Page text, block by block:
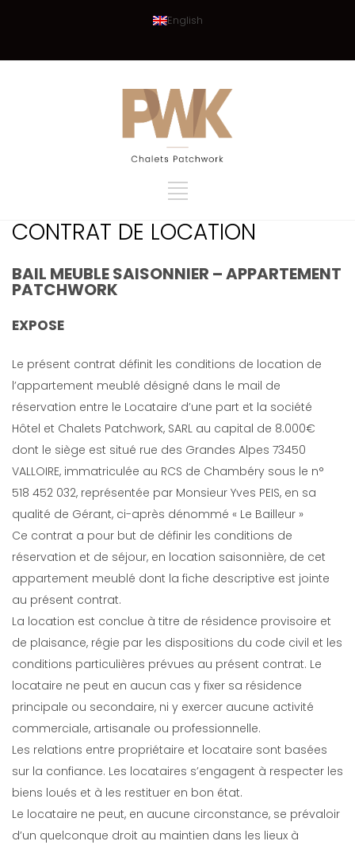
English
CONTRAT DE LOCATION
BAIL MEUBLE SAISONNIER – APPARTEMENT
PATCHWORK
EXPOSE
Le présent contrat définit les conditions de location de
l’appartement meublé désigné dans le mail de
réservation entre le Locataire d’une part et la société
Hôtel et Chalets Patchwork, SARL au capital de 8.000€
dont le siège est situé rue des Grandes Alpes 73450
VALLOIRE, immatriculée au RCS de Chambéry sous le n°
518 452 032, représentée par Monsieur Yves PEIS, en sa
qualité de Gérant, ci-après dénommé « Le Bailleur »
Ce contrat a pour but de définir les conditions de
réservation et de séjour, en location saisonnière, de cet
appartement meublé dont la fiche descriptive est jointe
au présent contrat.
La location est conclue à titre de résidence provisoire et
de plaisance, régie par les dispositions du code civil et les
conditions particulières prévues au présent contrat. Le
locataire ne peut en aucun cas y fixer sa résidence
principale ou secondaire, ni y exercer aucune activité
commerciale, artisanale ou professionnelle.
Les relations entre propriétaire et locataire sont basées
sur la confiance. Les locataires s’engagent à respecter les
biens loués et à les restituer en bon état.
Le locataire ne peut, en aucune circonstance, se prévaloir
d’un quelconque droit au maintien dans les lieux à